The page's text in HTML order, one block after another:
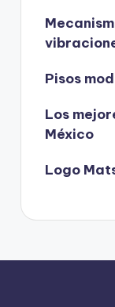
Pisos
Los
México
Logo